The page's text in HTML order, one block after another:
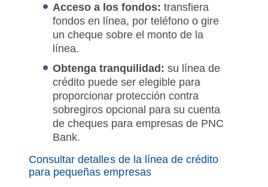
Acceso a los fondos: transfiera
fondos en línea, por teléfono o gire
un cheque sobre el monto de la
línea.
Obtenga tranquilidad: su línea de
crédito puede ser elegible para
proporcionar protección contra
sobregiros opcional para su cuenta
de cheques para empresas de PNC
Bank.
Consultar detalles de la línea de crédito
para pequeñas empresas